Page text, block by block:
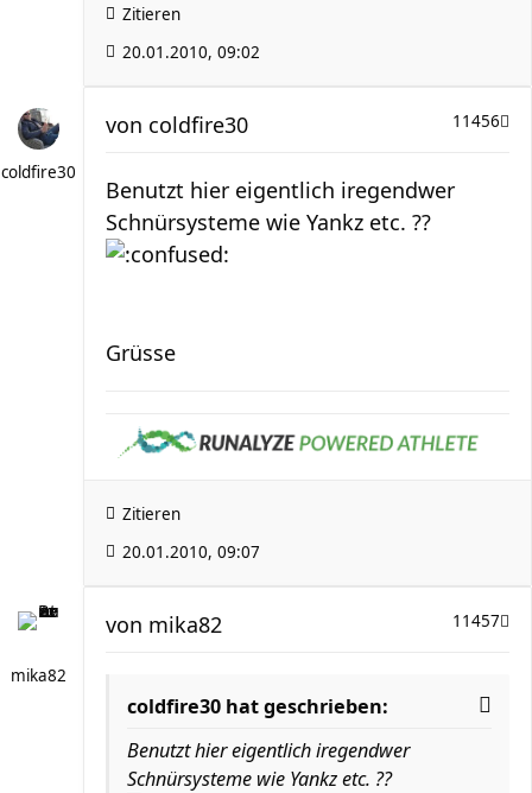
Zitieren
20.01.2010, 09:02
coldfire30
11456
von coldfire30
Benutzt hier eigentlich iregendwer
Schnürsysteme wie Yankz etc. ??
Grüsse
Zitieren
20.01.2010, 09:07
mika82
11457
von mika82
coldfire30 hat geschrieben:
Benutzt hier eigentlich iregendwer
Schnürsysteme wie Yankz etc. ??